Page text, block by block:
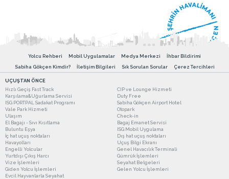
Yolcu Rehberi Mobil Uygulamalar Medya Merkezi
İhbar Bildirimi
Sabiha Gökçen Kimdir?
İletişim Bilgileri Sık Sorulan Sorular Çerez Tercihleri
UÇUŞTAN ÖNCE
Hızlı Geçiş Fast Track
CIP ve Lounge Hizmeti
Karşılama&Uğurlama Servisi
Duty Free
ISG PORTPAL Sadakat Programı
Sabiha Gökçen Airport Hotel
Vale Park Hizmeti
Otopark
Ulaşım
Check-in
El Bagajı - Sıvı Kısıtlama
Bagaj Emanet Servisi
Buluntu Eşya
ISG Mobil Uygulama
İç hat uçuş noktaları
Dış hat uçuş noktaları
Havayolları
Uçuş Bilgi Ekranı
Engelli Yolcular
Genel Havacılık Terminali
Yurtdışı Çıkış Harcı
Gümrük İşlemleri
Vize İşlemleri
Seyahat Belgeleri
Giden Yolcu İşlemleri
Gelen Yolcu İşlemleri
Evcil Hayvanlarla Seyahat